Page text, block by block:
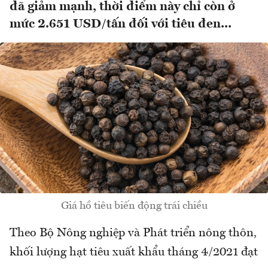
đã giảm mạnh, thời điểm này chỉ còn ở
mức 2.651 USD/tấn đối với tiêu đen...
Giá hồ tiêu biến động trái chiều
Theo Bộ Nông nghiệp và Phát triển nông thôn,
khối lượng hạt tiêu xuất khẩu tháng 4/2021 đạt